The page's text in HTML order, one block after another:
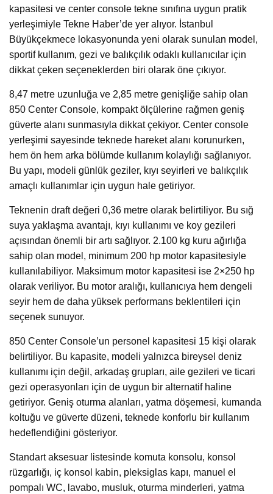
kapasitesi ve center console tekne sınıfına uygun pratik
yerleşimiyle Tekne Haber’de yer alıyor. İstanbul
Büyükçekmece lokasyonunda yeni olarak sunulan model,
sportif kullanım, gezi ve balıkçılık odaklı kullanıcılar için
dikkat çeken seçeneklerden biri olarak öne çıkıyor.
8,47 metre uzunluğa ve 2,85 metre genişliğe sahip olan
850 Center Console, kompakt ölçülerine rağmen geniş
güverte alanı sunmasıyla dikkat çekiyor. Center console
yerleşimi sayesinde teknede hareket alanı korunurken,
hem ön hem arka bölümde kullanım kolaylığı sağlanıyor.
Bu yapı, modeli günlük geziler, kıyı seyirleri ve balıkçılık
amaçlı kullanımlar için uygun hale getiriyor.
Teknenin draft değeri 0,36 metre olarak belirtiliyor. Bu sığ
suya yaklaşma avantajı, kıyı kullanımı ve koy gezileri
açısından önemli bir artı sağlıyor. 2.100 kg kuru ağırlığa
sahip olan model, minimum 200 hp motor kapasitesiyle
kullanılabiliyor. Maksimum motor kapasitesi ise 2×250 hp
olarak veriliyor. Bu motor aralığı, kullanıcıya hem dengeli
seyir hem de daha yüksek performans beklentileri için
seçenek sunuyor.
850 Center Console’un personel kapasitesi 15 kişi olarak
belirtiliyor. Bu kapasite, modeli yalnızca bireysel deniz
kullanımı için değil, arkadaş grupları, aile gezileri ve ticari
gezi operasyonları için de uygun bir alternatif haline
getiriyor. Geniş oturma alanları, yatma döşemesi, kumanda
koltuğu ve güverte düzeni, teknede konforlu bir kullanım
hedeflendiğini gösteriyor.
Standart aksesuar listesinde komuta konsolu, konsol
rüzgarlığı, iç konsol kabin, pleksiglas kapı, manuel el
pompalı WC, lavabo, musluk, oturma minderleri, yatma